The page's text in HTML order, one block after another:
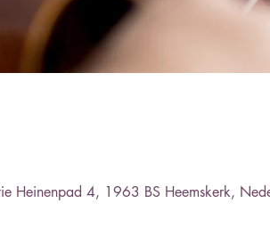
Heinenpad 4, 1963 BS Heemskerk,